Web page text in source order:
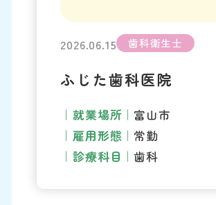
2026.06.15 歯科衛生士
ふじた歯科医院
就業場所
富山市
雇用形態
常勤
診療科目
歯科